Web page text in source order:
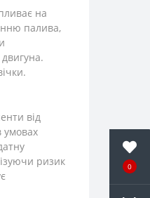
0
на
палива,
від
умовах
ризик